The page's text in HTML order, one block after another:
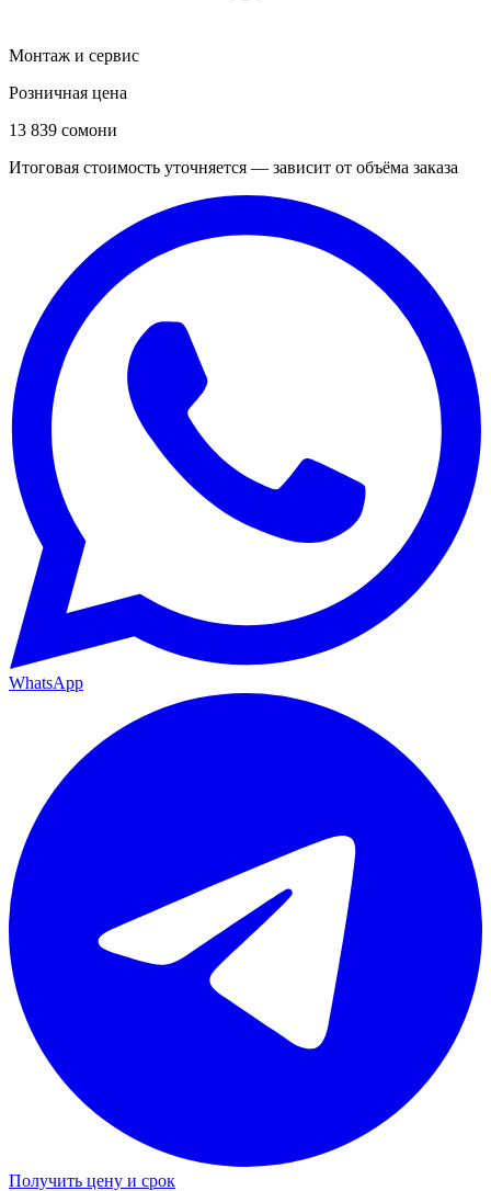
Монтаж и сервис
Розничная цена
13 839 сомони
Итоговая стоимость уточняется — зависит от объёма заказа
WhatsApp
Получить цену и срок